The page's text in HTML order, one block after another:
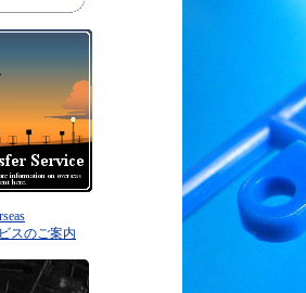
スのご案内